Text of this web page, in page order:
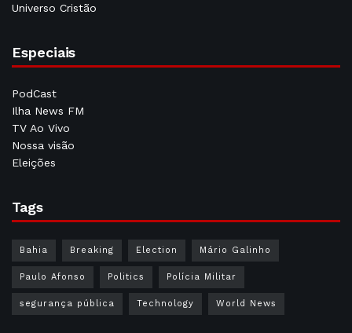
Universo Cristão
Especiais
PodCast
Ilha News FM
TV Ao Vivo
Nossa visão
Eleições
Tags
Bahia Breaking Election Mário Galinho
Paulo Afonso Politics Polícia Militar
segurança pública Technology World News